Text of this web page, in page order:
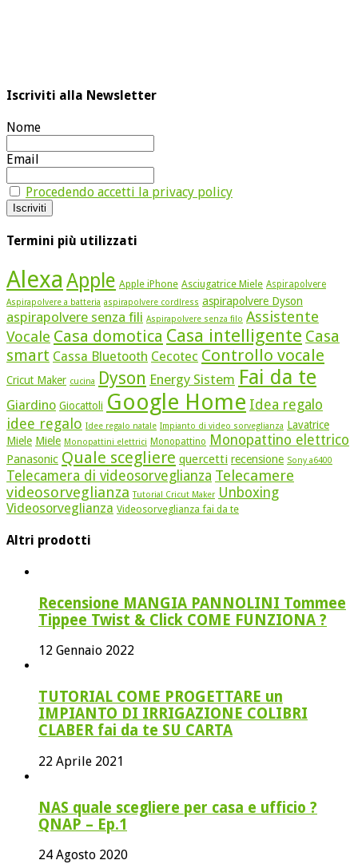
Iscriviti alla Newsletter
Nome
Email
Procedendo accetti la privacy policy
Termini più utilizzati
Alexa Apple Apple iPhone Asciugatrice Miele Aspirapolvere
Aspirapolvere a batteria aspirapolvere cordlress aspirapolvere Dyson
aspirapolvere senza fili Aspirapolvere senza filo Assistente
Vocale Casa domotica Casa intelligente Casa
smart Cassa Bluetooth Cecotec Controllo vocale
Cricut Maker cucina Dyson Energy Sistem Fai da te
Giardino Giocattoli Google Home Idea regalo
idee regalo Idee regalo natale Impianto di video sorveglianza Lavatrice
Miele Miele Monopattini elettrici Monopattino Monopattino elettrico
Panasonic Quale scegliere quercetti recensione Sony a6400
Telecamera di videosorveglianza Telecamere
videosorveglianza Tutorial Cricut Maker Unboxing
Videosorveglianza Videosorveglianza fai da te
Altri prodotti
Recensione MANGIA PANNOLINI Tommee
Tippee Twist & Click COME FUNZIONA ?
12 Gennaio 2022
TUTORIAL COME PROGETTARE un
IMPIANTO DI IRRIGAZIONE COLIBRI
CLABER fai da te SU CARTA
22 Aprile 2021
NAS quale scegliere per casa e ufficio ?
QNAP – Ep.1
24 Agosto 2020